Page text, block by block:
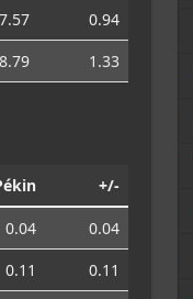
7.57
0.94
8.79 1.33
+/-
0.04
0.04
0.11
0.11